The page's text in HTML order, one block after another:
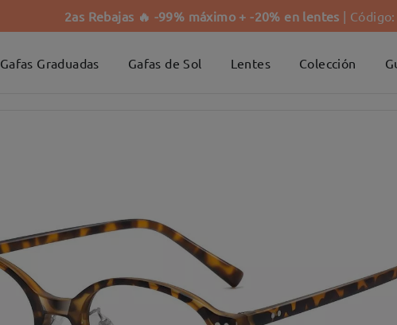
2as Rebajas 🔥 -99% máximo + -20% en lentes |
Gafas Graduadas Gafas de Sol Lentes Colección